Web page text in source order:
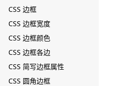
CSS 边框
CSS 边框宽度
CSS 边框颜色
CSS 边框各边
CSS 简写边框属性
CSS 圆角边框